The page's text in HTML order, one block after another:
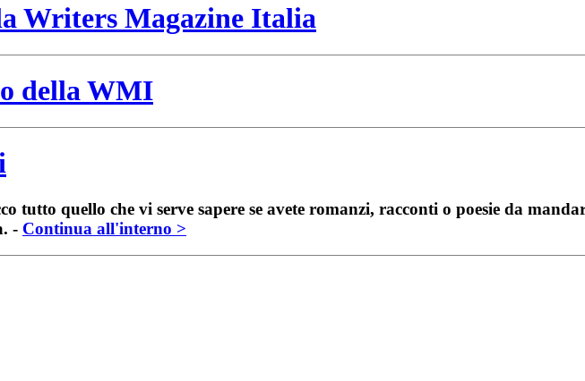
Writers Magazine Italia
della WMI
tutto quello che vi serve sapere se avete romanzi, racconti o poesie da
- Continua all'interno >